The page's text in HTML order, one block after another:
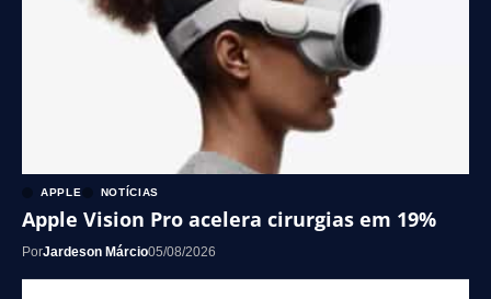
APPLE NOTÍCIAS
Apple Vision Pro acelera cirurgias em 19%
PorJardeson Márcio05/08/2026